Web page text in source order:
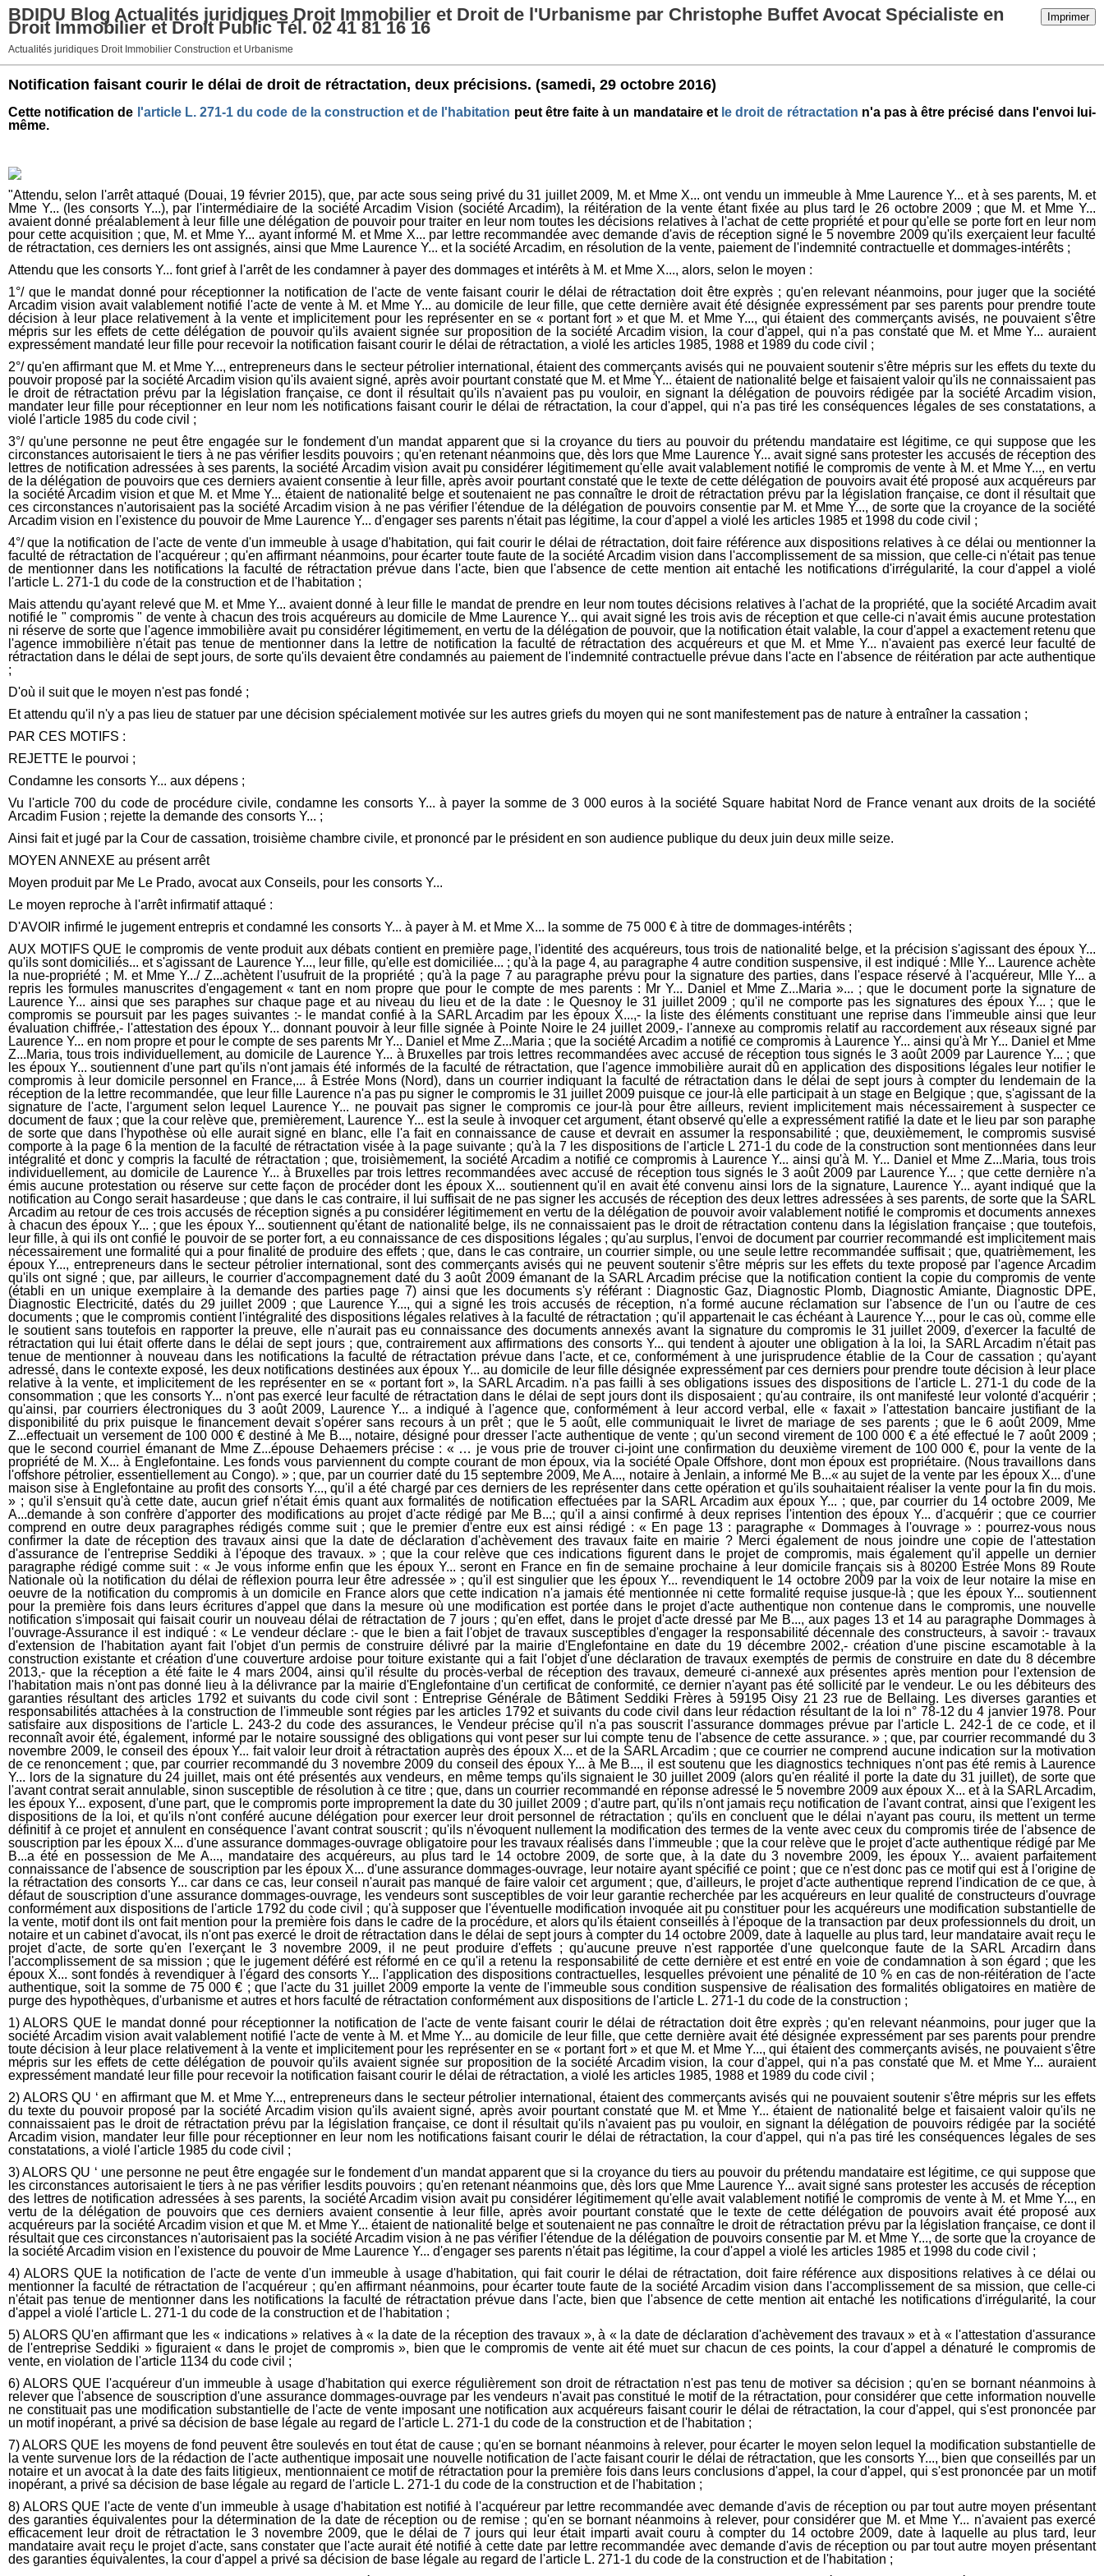
Imprimer
BDIDU Blog Actualités juridiques Droit Immobilier et Droit de l'Urbanisme par Christophe Buffet Avocat Spécialiste en
Droit Immobilier et Droit Public Tél. 02 41 81 16 16
Actualités juridiques Droit Immobilier Construction et Urbanisme
Notification faisant courir le délai de droit de rétractation, deux précisions. (samedi, 29 octobre 2016)
Cette notification de l'article L. 271-1 du code de la construction et de l'habitation peut être faite à un mandataire et le droit de rétractation n'a pas à être précisé dans l'envoi lui-
même.
"Attendu, selon l'arrêt attaqué (Douai, 19 février 2015), que, par acte sous seing privé du 31 juillet 2009, M. et Mme X... ont vendu un immeuble à Mme Laurence Y... et à ses parents, M. et
Mme Y... (les consorts Y...), par l'intermédiaire de la société Arcadim Vision (société Arcadim), la réitération de la vente étant fixée au plus tard le 26 octobre 2009 ; que M. et Mme Y...
avaient donné préalablement à leur fille une délégation de pouvoir pour traiter en leur nom toutes les décisions relatives à l'achat de cette propriété et pour qu'elle se porte fort en leur nom
pour cette acquisition ; que, M. et Mme Y... ayant informé M. et Mme X... par lettre recommandée avec demande d'avis de réception signé le 5 novembre 2009 qu'ils exerçaient leur faculté
de rétractation, ces derniers les ont assignés, ainsi que Mme Laurence Y... et la société Arcadim, en résolution de la vente, paiement de l'indemnité contractuelle et dommages-intérêts ;
Attendu que les consorts Y... font grief à l'arrêt de les condamner à payer des dommages et intérêts à M. et Mme X..., alors, selon le moyen :
1°/ que le mandat donné pour réceptionner la notification de l'acte de vente faisant courir le délai de rétractation doit être exprès ; qu'en relevant néanmoins, pour juger que la société
Arcadim vision avait valablement notifié l'acte de vente à M. et Mme Y... au domicile de leur fille, que cette dernière avait été désignée expressément par ses parents pour prendre toute
décision à leur place relativement à la vente et implicitement pour les représenter en se « portant fort » et que M. et Mme Y..., qui étaient des commerçants avisés, ne pouvaient s'être
mépris sur les effets de cette délégation de pouvoir qu'ils avaient signée sur proposition de la société Arcadim vision, la cour d'appel, qui n'a pas constaté que M. et Mme Y... auraient
expressément mandaté leur fille pour recevoir la notification faisant courir le délai de rétractation, a violé les articles 1985, 1988 et 1989 du code civil ;
2°/ qu'en affirmant que M. et Mme Y..., entrepreneurs dans le secteur pétrolier international, étaient des commerçants avisés qui ne pouvaient soutenir s'être mépris sur les effets du texte du
pouvoir proposé par la société Arcadim vision qu'ils avaient signé, après avoir pourtant constaté que M. et Mme Y... étaient de nationalité belge et faisaient valoir qu'ils ne connaissaient pas
le droit de rétractation prévu par la législation française, ce dont il résultait qu'ils n'avaient pas pu vouloir, en signant la délégation de pouvoirs rédigée par la société Arcadim vision,
mandater leur fille pour réceptionner en leur nom les notifications faisant courir le délai de rétractation, la cour d'appel, qui n'a pas tiré les conséquences légales de ses constatations, a
violé l'article 1985 du code civil ;
3°/ qu'une personne ne peut être engagée sur le fondement d'un mandat apparent que si la croyance du tiers au pouvoir du prétendu mandataire est légitime, ce qui suppose que les
circonstances autorisaient le tiers à ne pas vérifier lesdits pouvoirs ; qu'en retenant néanmoins que, dès lors que Mme Laurence Y... avait signé sans protester les accusés de réception des
lettres de notification adressées à ses parents, la société Arcadim vision avait pu considérer légitimement qu'elle avait valablement notifié le compromis de vente à M. et Mme Y..., en vertu
de la délégation de pouvoirs que ces derniers avaient consentie à leur fille, après avoir pourtant constaté que le texte de cette délégation de pouvoirs avait été proposé aux acquéreurs par
la société Arcadim vision et que M. et Mme Y... étaient de nationalité belge et soutenaient ne pas connaître le droit de rétractation prévu par la législation française, ce dont il résultait que
ces circonstances n'autorisaient pas la société Arcadim vision à ne pas vérifier l'étendue de la délégation de pouvoirs consentie par M. et Mme Y..., de sorte que la croyance de la société
Arcadim vision en l'existence du pouvoir de Mme Laurence Y... d'engager ses parents n'était pas légitime, la cour d'appel a violé les articles 1985 et 1998 du code civil ;
4°/ que la notification de l'acte de vente d'un immeuble à usage d'habitation, qui fait courir le délai de rétractation, doit faire référence aux dispositions relatives à ce délai ou mentionner la
faculté de rétractation de l'acquéreur ; qu'en affirmant néanmoins, pour écarter toute faute de la société Arcadim vision dans l'accomplissement de sa mission, que celle-ci n'était pas tenue
de mentionner dans les notifications la faculté de rétractation prévue dans l'acte, bien que l'absence de cette mention ait entaché les notifications d'irrégularité, la cour d'appel a violé
l'article L. 271-1 du code de la construction et de l'habitation ;
Mais attendu qu'ayant relevé que M. et Mme Y... avaient donné à leur fille le mandat de prendre en leur nom toutes décisions relatives à l'achat de la propriété, que la société Arcadim avait
notifié le " compromis " de vente à chacun des trois acquéreurs au domicile de Mme Laurence Y... qui avait signé les trois avis de réception et que celle-ci n'avait émis aucune protestation
ni réserve de sorte que l'agence immobilière avait pu considérer légitimement, en vertu de la délégation de pouvoir, que la notification était valable, la cour d'appel a exactement retenu que
l'agence immobilière n'était pas tenue de mentionner dans la lettre de notification la faculté de rétractation des acquéreurs et que M. et Mme Y... n'avaient pas exercé leur faculté de
rétractation dans le délai de sept jours, de sorte qu'ils devaient être condamnés au paiement de l'indemnité contractuelle prévue dans l'acte en l'absence de réitération par acte authentique
;
D'où il suit que le moyen n'est pas fondé ;
Et attendu qu'il n'y a pas lieu de statuer par une décision spécialement motivée sur les autres griefs du moyen qui ne sont manifestement pas de nature à entraîner la cassation ;
PAR CES MOTIFS :
REJETTE le pourvoi ;
Condamne les consorts Y... aux dépens ;
Vu l'article 700 du code de procédure civile, condamne les consorts Y... à payer la somme de 3 000 euros à la société Square habitat Nord de France venant aux droits de la société
Arcadim Fusion ; rejette la demande des consorts Y... ;
Ainsi fait et jugé par la Cour de cassation, troisième chambre civile, et prononcé par le président en son audience publique du deux juin deux mille seize.
MOYEN ANNEXE au présent arrêt
Moyen produit par Me Le Prado, avocat aux Conseils, pour les consorts Y...
Le moyen reproche à l'arrêt infirmatif attaqué :
D'AVOIR infirmé le jugement entrepris et condamné les consorts Y... à payer à M. et Mme X... la somme de 75 000 € à titre de dommages-intérêts ;
AUX MOTIFS QUE le compromis de vente produit aux débats contient en première page, l'identité des acquéreurs, tous trois de nationalité belge, et la précision s'agissant des époux Y... qu'ils sont domiciliés... et s'agissant de Laurence Y..., leur fille, qu'elle est domiciliée... ; qu'à la page 4, au paragraphe 4 autre condition suspensive, il est indiqué : Mlle Y... Laurence achète la nue-propriété ; M. et Mme Y.../ Z...achètent l'usufruit de la propriété ; qu'à la page 7 au paragraphe prévu pour la signature des parties, dans l'espace réservé à l'acquéreur, Mlle Y... a repris les formules manuscrites d'engagement « tant en nom propre que pour le compte de mes parents : Mr Y... Daniel et Mme Z...Maria »... ; que le document porte la signature de Laurence Y... ainsi que ses paraphes sur chaque page et au niveau du lieu et de la date : le Quesnoy le 31 juillet 2009 ; qu'il ne comporte pas les signatures des époux Y... ; que le compromis se poursuit par les pages suivantes :- le mandat confié à la SARL Arcadim par les époux X...,- la liste des éléments constituant une reprise dans l'immeuble ainsi que leur évaluation chiffrée,- l'attestation des époux Y... donnant pouvoir à leur fille signée à Pointe Noire le 24 juillet 2009,- l'annexe au compromis relatif au raccordement aux réseaux signé par Laurence Y... en nom propre et pour le compte de ses parents Mr Y... Daniel et Mme Z...Maria ; que la société Arcadim a notifié ce compromis à Laurence Y... ainsi qu'à Mr Y... Daniel et Mme Z...Maria, tous trois individuellement, au domicile de Laurence Y... à Bruxelles par trois lettres recommandées avec accusé de réception tous signés le 3 août 2009 par Laurence Y... ; que les époux Y... soutiennent d'une part qu'ils n'ont jamais été informés de la faculté de rétractation, que l'agence immobilière aurait dû en application des dispositions légales leur notifier le compromis à leur domicile personnel en France,... â Estrée Mons (Nord), dans un courrier indiquant la faculté de rétractation dans le délai de sept jours à compter du lendemain de la réception de la lettre recommandée, que leur fille Laurence n'a pas pu signer le compromis le 31 juillet 2009 puisque ce jour-là elle participait à un stage en Belgique ; que, s'agissant de la signature de l'acte, l'argument selon lequel Laurence Y... ne pouvait pas signer le compromis ce jour-là pour être ailleurs, revient implicitement mais nécessairement à suspecter ce document de faux ; que la cour relève que, premièrement, Laurence Y... est la seule à invoquer cet argument, étant observé qu'elle a expressément ratifié la date et le lieu par son paraphe de sorte que dans l'hypothèse où elle aurait signé en blanc, elle l'a fait en connaissance de cause et devrait en assumer la responsabilité ; que, deuxièmement, le compromis susvisé comporte à la page 6 la mention de la faculté de rétractation visée à la page suivante ; qu'à la 7 les dispositions de l'article L 271-1 du code de la construction sont mentionnées dans leur intégralité et donc y compris la faculté de rétractation ; que, troisièmement, la société Arcadim a notifié ce compromis à Laurence Y... ainsi qu'à M. Y... Daniel et Mme Z...Maria, tous trois individuellement, au domicile de Laurence Y... à Bruxelles par trois lettres recommandées avec accusé de réception tous signés le 3 août 2009 par Laurence Y... ; que cette dernière n'a émis aucune protestation ou réserve sur cette façon de procéder dont les époux X... soutiennent qu'il en avait été convenu ainsi lors de la signature, Laurence Y... ayant indiqué que la notification au Congo serait hasardeuse ; que dans le cas contraire, il lui suffisait de ne pas signer les accusés de réception des deux lettres adressées à ses parents, de sorte que la SARL Arcadim au retour de ces trois accusés de réception signés a pu considérer légitimement en vertu de la délégation de pouvoir avoir valablement notifié le compromis et documents annexes à chacun des époux Y... ; que les époux Y... soutiennent qu'étant de nationalité belge, ils ne connaissaient pas le droit de rétractation contenu dans la législation française ; que toutefois, leur fille, à qui ils ont confié le pouvoir de se porter fort, a eu connaissance de ces dispositions légales ; qu'au surplus, l'envoi de document par courrier recommandé est implicitement mais nécessairement une formalité qui a pour finalité de produire des effets ; que, dans le cas contraire, un courrier simple, ou une seule lettre recommandée suffisait ; que, quatrièmement, les époux Y..., entrepreneurs dans le secteur pétrolier international, sont des commerçants avisés qui ne peuvent soutenir s'être mépris sur les effets du texte proposé par l'agence Arcadim qu'ils ont signé ; que, par ailleurs, le courrier d'accompagnement daté du 3 août 2009 émanant de la SARL Arcadim précise que la notification contient la copie du compromis de vente (établi en un unique exemplaire à la demande des parties page 7) ainsi que les documents s'y référant : Diagnostic Gaz, Diagnostic Plomb, Diagnostic Amiante, Diagnostic DPE, Diagnostic Electricité, datés du 29 juillet 2009 ; que Laurence Y..., qui a signé les trois accusés de réception, n'a formé aucune réclamation sur l'absence de l'un ou l'autre de ces documents ; que le compromis contient l'intégralité des dispositions légales relatives à la faculté de rétractation ; qu'il appartenait le cas échéant à Laurence Y..., pour le cas où, comme elle le soutient sans toutefois en rapporter la preuve, elle n'aurait pas eu connaissance des documents annexés avant la signature du compromis le 31 juillet 2009, d'exercer la faculté de rétractation qui lui était offerte dans le délai de sept jours ; que, contrairement aux affirmations des consorts Y... qui tendent à ajouter une obligation à la loi, la SARL Arcadim n'était pas tenue de mentionner à nouveau dans les notifications la faculté de rétractation prévue dans l'acte, et ce, conformément à une jurisprudence établie de la Cour de cassation ; qu'ayant adressé, dans le contexte exposé, les deux notifications destinées aux époux Y... au domicile de leur fille désignée expressément par ces derniers pour prendre toute décision à leur place relative à la vente, et implicitement de les représenter en se « portant fort », la SARL Arcadim. n'a pas failli à ses obligations issues des dispositions de l'article L. 271-1 du code de la consommation ; que les consorts Y... n'ont pas exercé leur faculté de rétractation dans le délai de sept jours dont ils disposaient ; qu'au contraire, ils ont manifesté leur volonté d'acquérir ; qu'ainsi, par courriers électroniques du 3 août 2009, Laurence Y... a indiqué à l'agence que, conformément à leur accord verbal, elle « faxait » l'attestation bancaire justifiant de la disponibilité du prix puisque le financement devait s'opérer sans recours à un prêt ; que le 5 août, elle communiquait le livret de mariage de ses parents ; que le 6 août 2009, Mme Z...effectuait un versement de 100 000 € destiné à Me B..., notaire, désigné pour dresser l'acte authentique de vente ; qu'un second virement de 100 000 € a été effectué le 7 août 2009 ; que le second courriel émanant de Mme Z...épouse Dehaemers précise : « … je vous prie de trouver ci-joint une confirmation du deuxième virement de 100 000 €, pour la vente de la propriété de M. X... à Englefontaine. Les fonds vous parviennent du compte courant de mon époux, via la société Opale Offshore, dont mon époux est propriétaire. (Nous travaillons dans l'offshore pétrolier, essentiellement au Congo). » ; que, par un courrier daté du 15 septembre 2009, Me A..., notaire à Jenlain, a informé Me B...« au sujet de la vente par les époux X... d'une maison sise à Englefontaine au profit des consorts Y..., qu'il a été chargé par ces derniers de les représenter dans cette opération et qu'ils souhaitaient réaliser la vente pour la fin du mois. » ; qu'il s'ensuit qu'à cette date, aucun grief n'était émis quant aux formalités de notification effectuées par la SARL Arcadim aux époux Y... ; que, par courrier du 14 octobre 2009, Me A...demande à son confrère d'apporter des modifications au projet d'acte rédigé par Me B...; qu'iI a ainsi confirmé à deux reprises l'intention des époux Y... d'acquérir ; que ce courrier comprend en outre deux paragraphes rédigés comme suit ; que le premier d'entre eux est ainsi rédigé : « En page 13 : paragraphe « Dommages à l'ouvrage » : pourrez-vous nous confirmer la date de réception des travaux ainsi que la date de déclaration d'achèvement des travaux faite en mairie ? Merci également de nous joindre une copie de l'attestation d'assurance de l'entreprise Seddiki à l'époque des travaux. » ; que la cour relève que ces indications figurent dans le projet de compromis, mais également qu'il appelle un dernier paragraphe rédigé comme suit : « Je vous informe enfin que les époux Y... seront en France en fin de semaine prochaine à leur domicile français sis à 80200 Estrée Mons 89 Route Nationale où la notification du délai de réflexion pourra leur être adressée » ; qu'il est singulier que les époux Y... revendiquent le 14 octobre 2009 par la voix de leur notaire la mise en oeuvre de la notification du compromis à un domicile en France alors que cette indication n'a jamais été mentionnée ni cette formalité requise jusque-là ; que les époux Y... soutiennent pour la première fois dans leurs écritures d'appel que dans la mesure où une modification est portée dans le projet d'acte authentique non contenue dans le compromis, une nouvelle notification s'imposait qui faisait courir un nouveau délai de rétractation de 7 jours ; qu'en effet, dans le projet d'acte dressé par Me B..., aux pages 13 et 14 au paragraphe Dommages à l'ouvrage-Assurance il est indiqué : « Le vendeur déclare :- que le bien a fait l'objet de travaux susceptibles d'engager la responsabilité décennale des constructeurs, à savoir :- travaux d'extension de l'habitation ayant fait l'objet d'un permis de construire délivré par la mairie d'Englefo
1) ALORS QUE le mandat donné pour réceptionner la notification de l'acte de vente faisant courir le délai de rétractation doit être exprès ; qu'en relevant néanmoins, pour juger que la
société Arcadim vision avait valablement notifié l'acte de vente à M. et Mme Y... au domicile de leur fille, que cette dernière avait été désignée expressément par ses parents pour prendre
toute décision à leur place relativement à la vente et implicitement pour les représenter en se « portant fort » et que M. et Mme Y..., qui étaient des commerçants avisés, ne pouvaient s'être
mépris sur les effets de cette délégation de pouvoir qu'ils avaient signée sur proposition de la société Arcadim vision, la cour d'appel, qui n'a pas constaté que M. et Mme Y... auraient
expressément mandaté leur fille pour recevoir la notification faisant courir le délai de rétractation, a violé les articles 1985, 1988 et 1989 du code civil ;
2) ALORS QU ‘ en affirmant que M. et Mme Y..., entrepreneurs dans le secteur pétrolier international, étaient des commerçants avisés qui ne pouvaient soutenir s'être mépris sur les effets
du texte du pouvoir proposé par la société Arcadim vision qu'ils avaient signé, après avoir pourtant constaté que M. et Mme Y... étaient de nationalité belge et faisaient valoir qu'ils ne
connaissaient pas le droit de rétractation prévu par la législation française, ce dont il résultait qu'ils n'avaient pas pu vouloir, en signant la délégation de pouvoirs rédigée par la société
Arcadim vision, mandater leur fille pour réceptionner en leur nom les notifications faisant courir le délai de rétractation, la cour d'appel, qui n'a pas tiré les conséquences légales de ses
constatations, a violé l'article 1985 du code civil ;
3) ALORS QU ‘ une personne ne peut être engagée sur le fondement d'un mandat apparent que si la croyance du tiers au pouvoir du prétendu mandataire est légitime, ce qui suppose que
les circonstances autorisaient le tiers à ne pas vérifier lesdits pouvoirs ; qu'en retenant néanmoins que, dès lors que Mme Laurence Y... avait signé sans protester les accusés de réception
des lettres de notification adressées à ses parents, la société Arcadim vision avait pu considérer légitimement qu'elle avait valablement notifié le compromis de vente à M. et Mme Y..., en
vertu de la délégation de pouvoirs que ces derniers avaient consentie à leur fille, après avoir pourtant constaté que le texte de cette délégation de pouvoirs avait été proposé aux
acquéreurs par la société Arcadim vision et que M. et Mme Y... étaient de nationalité belge et soutenaient ne pas connaître le droit de rétractation prévu par la législation française, ce dont il
résultait que ces circonstances n'autorisaient pas la société Arcadim vision à ne pas vérifier l'étendue de la délégation de pouvoirs consentie par M. et Mme Y..., de sorte que la croyance de
la société Arcadim vision en l'existence du pouvoir de Mme Laurence Y... d'engager ses parents n'était pas légitime, la cour d'appel a violé les articles 1985 et 1998 du code civil ;
4) ALORS QUE la notification de l'acte de vente d'un immeuble à usage d'habitation, qui fait courir le délai de rétractation, doit faire référence aux dispositions relatives à ce délai ou
mentionner la faculté de rétractation de l'acquéreur ; qu'en affirmant néanmoins, pour écarter toute faute de la société Arcadim vision dans l'accomplissement de sa mission, que celle-ci
n'était pas tenue de mentionner dans les notifications la faculté de rétractation prévue dans l'acte, bien que l'absence de cette mention ait entaché les notifications d'irrégularité, la cour
d'appel a violé l'article L. 271-1 du code de la construction et de l'habitation ;
5) ALORS QU'en affirmant que les « indications » relatives à « la date de la réception des travaux », à « la date de déclaration d'achèvement des travaux » et à « l'attestation d'assurance
de l'entreprise Seddiki » figuraient « dans le projet de compromis », bien que le compromis de vente ait été muet sur chacun de ces points, la cour d'appel a dénaturé le compromis de
vente, en violation de l'article 1134 du code civil ;
6) ALORS QUE l'acquéreur d'un immeuble à usage d'habitation qui exerce régulièrement son droit de rétractation n'est pas tenu de motiver sa décision ; qu'en se bornant néanmoins à
relever que l'absence de souscription d'une assurance dommages-ouvrage par les vendeurs n'avait pas constitué le motif de la rétractation, pour considérer que cette information nouvelle
ne constituait pas une modification substantielle de l'acte de vente imposant une notification aux acquéreurs faisant courir le délai de rétractation, la cour d'appel, qui s'est prononcée par
un motif inopérant, a privé sa décision de base légale au regard de l'article L. 271-1 du code de la construction et de l'habitation ;
7) ALORS QUE les moyens de fond peuvent être soulevés en tout état de cause ; qu'en se bornant néanmoins à relever, pour écarter le moyen selon lequel la modification substantielle de
la vente survenue lors de la rédaction de l'acte authentique imposait une nouvelle notification de l'acte faisant courir le délai de rétractation, que les consorts Y..., bien que conseillés par un
notaire et un avocat à la date des faits litigieux, mentionnaient ce motif de rétractation pour la première fois dans leurs conclusions d'appel, la cour d'appel, qui s'est prononcée par un motif
inopérant, a privé sa décision de base légale au regard de l'article L. 271-1 du code de la construction et de l'habitation ;
8) ALORS QUE l'acte de vente d'un immeuble à usage d'habitation est notifié à l'acquéreur par lettre recommandée avec demande d'avis de réception ou par tout autre moyen présentant
des garanties équivalentes pour la détermination de la date de réception ou de remise ; qu'en se bornant néanmoins à relever, pour considérer que M. et Mme Y... n'avaient pas exercé
efficacement leur droit de rétractation le 3 novembre 2009, que le délai de 7 jours qui leur était imparti avait couru à compter du 14 octobre 2009, date à laquelle au plus tard, leur
mandataire avait reçu le projet d'acte, sans constater que l'acte aurait été notifié à cette date par lettre recommandée avec demande d'avis de réception ou par tout autre moyen présentant
des garanties équivalentes, la cour d'appel a privé sa décision de base légale au regard de l'article L. 271-1 du code de la construction et de l'habitation ;